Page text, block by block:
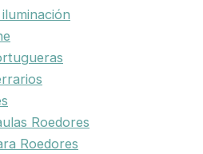
Roedores
Roedores